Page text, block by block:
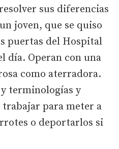
sus diferencias
joven, que se quiso
puertas del Hospital
día. Operan con una
como aterradora.
y terminologías y
trabajar para meter a
o deportarlos si